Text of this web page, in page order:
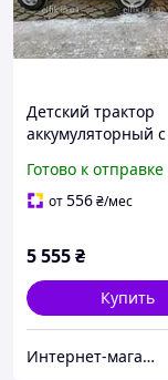
Детский трактор
аккумуляторный с
красный
Готово к отправке
от556₴/мес
5 555₴
Купить
Интернет-магазин elfik.in.ua